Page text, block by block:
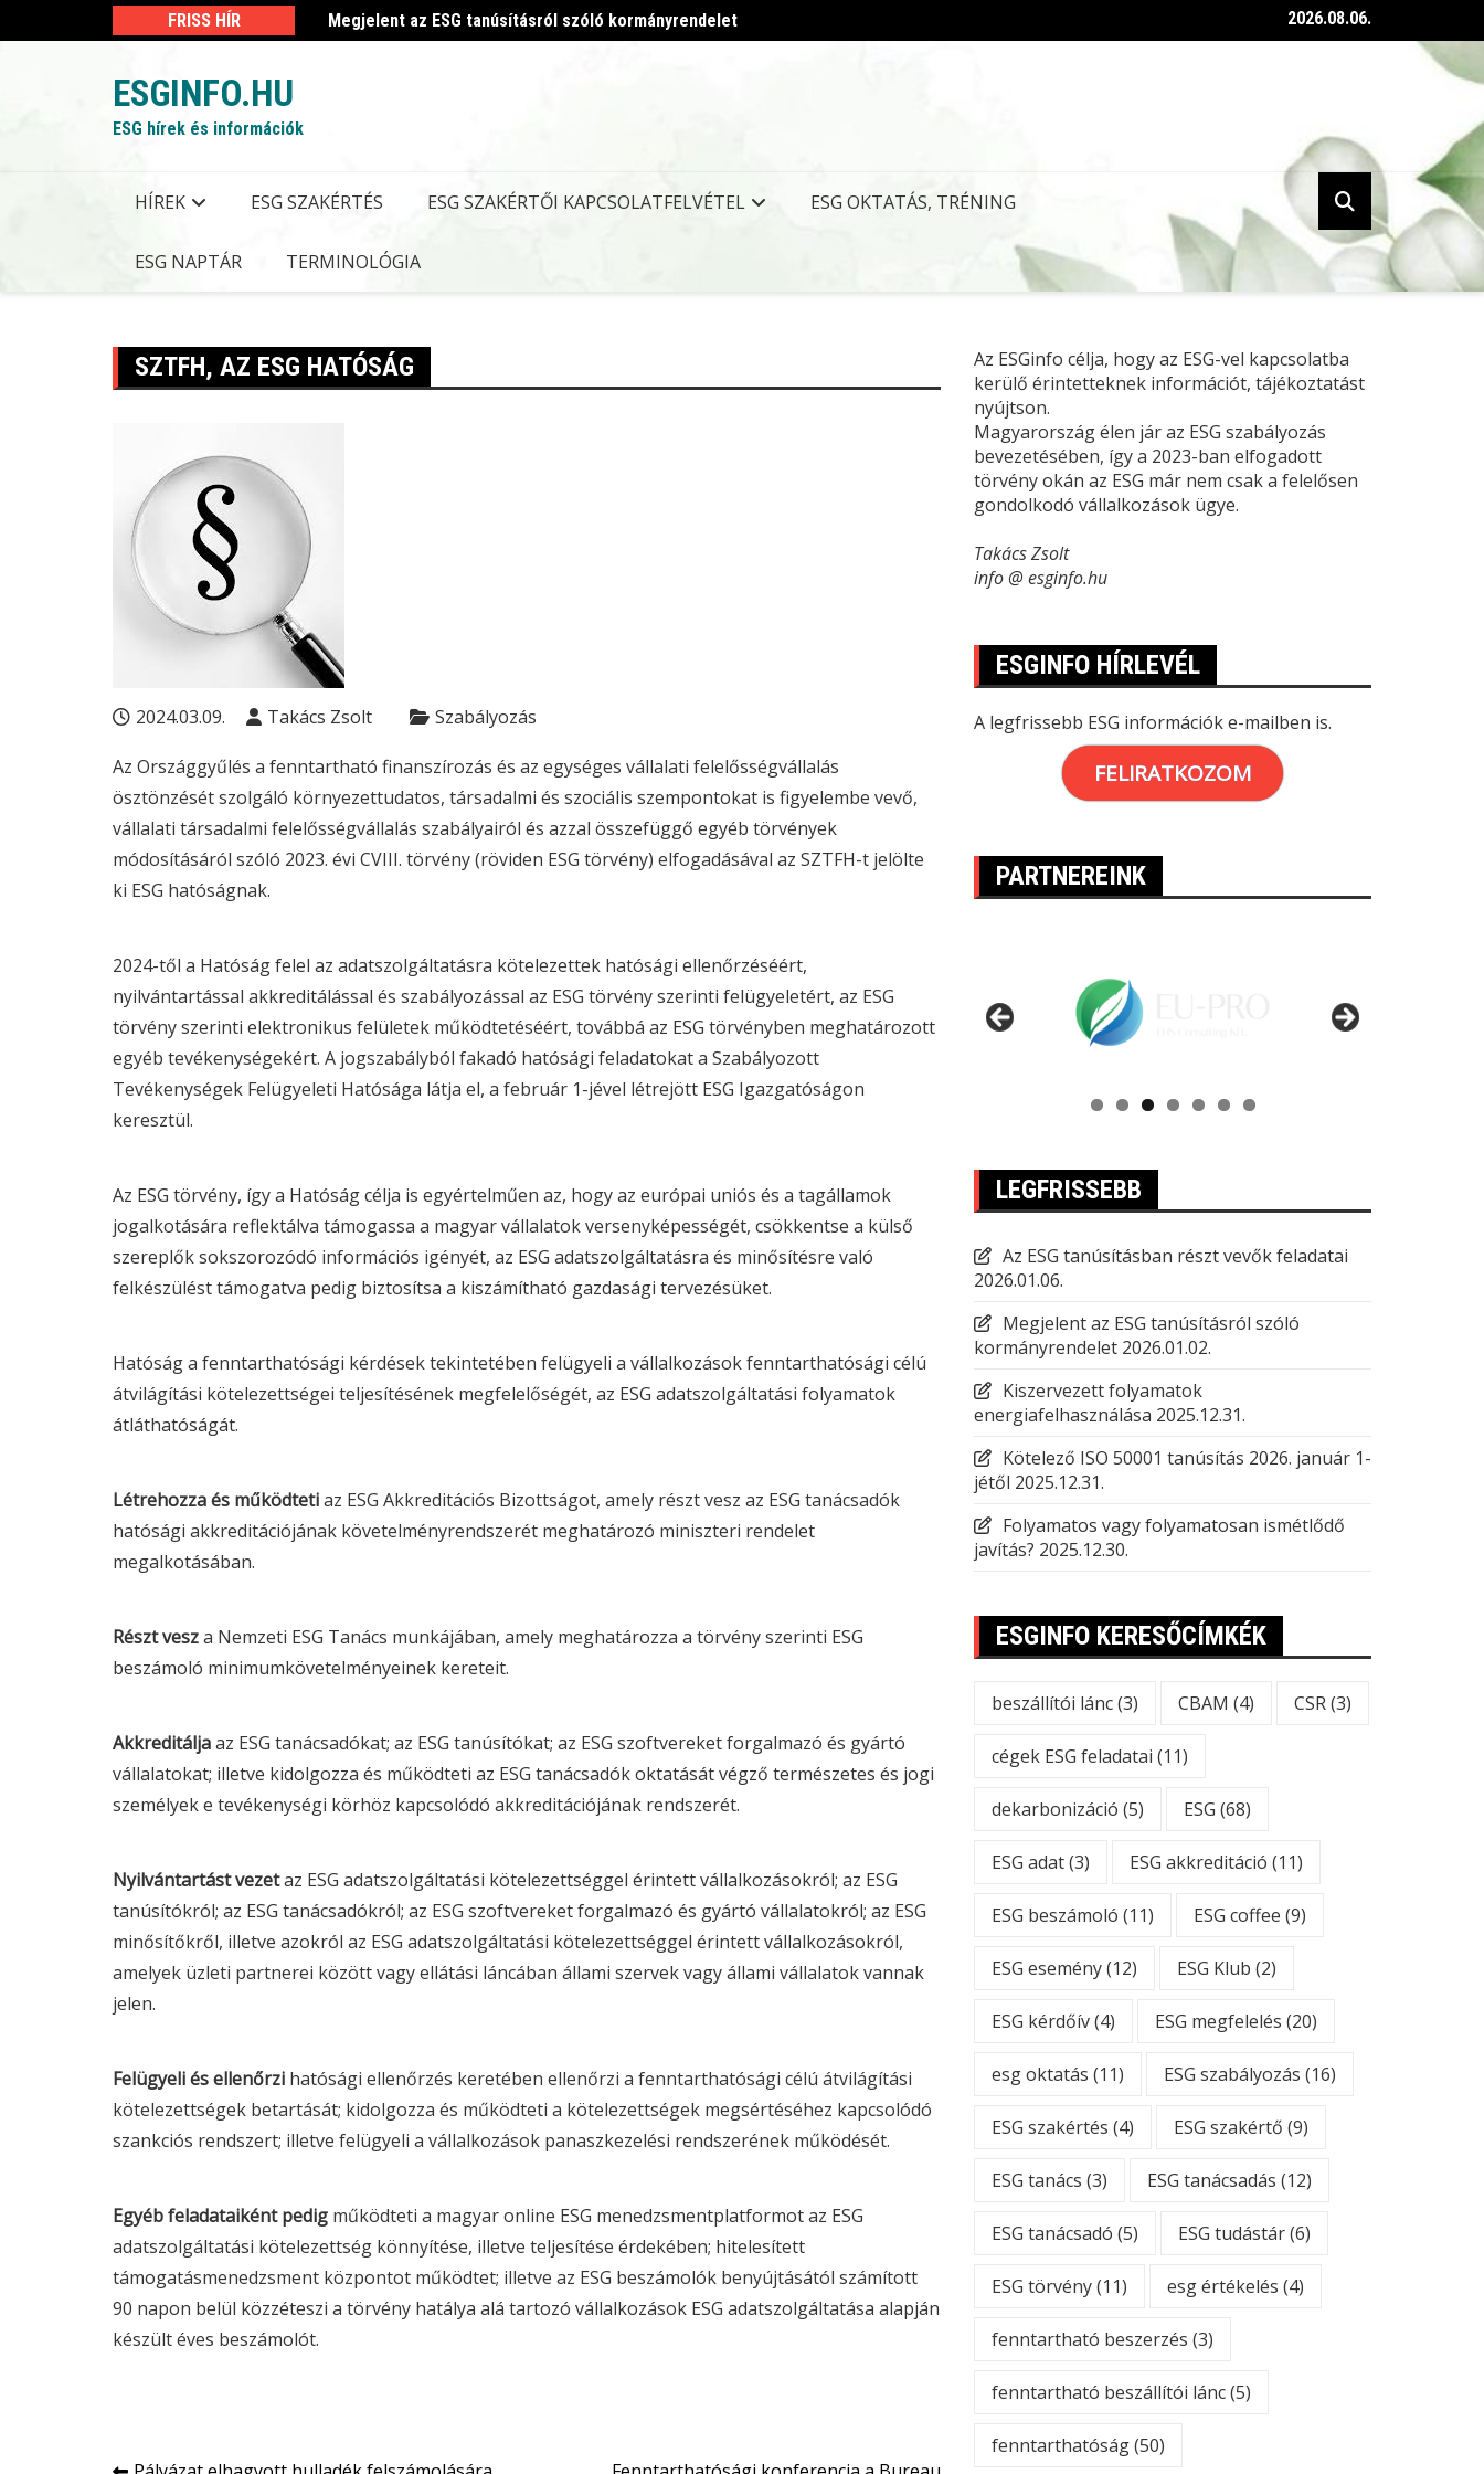
to
FRISS HÍR Megjelent az ESG tanúsításról szóló kormányrendelet Megjelent az ESG tanúsításról szóló kormányrendelet
2026.08.06.
ESGINFO.HU
ESG hírek és információk
HÍREK ESG SZAKÉRTÉS ESG SZAKÉRTŐI KAPCSOLATFELVÉTEL ESG OKTATÁS, TRÉNING
ESG NAPTÁR TERMINOLÓGIA
SZTFH, AZ ESG HATÓSÁG
2024.03.09. Takács Zsolt Szabályozás
Az Országgyűlés a fenntartható finanszírozás és az egységes vállalati felelősségvállalás
ösztönzését szolgáló környezettudatos, társadalmi és szociális szempontokat is figyelembe vevő,
vállalati társadalmi felelősségvállalás szabályairól és azzal összefüggő egyéb törvények
módosításáról szóló 2023. évi CVIII. törvény(röviden ESG törvény) elfogadásával az SZTFH-t jelölte
ki ESG hatóságnak.
2024-től a Hatóság felel az adatszolgáltatásra kötelezettek hatósági ellenőrzéséért,
nyilvántartással akkreditálással és szabályozással az ESG törvény szerinti felügyeletért, az ESG
törvény szerinti elektronikus felületek működtetéséért, továbbá az ESG törvényben meghatározott
egyéb tevékenységekért. A jogszabályból fakadó hatósági feladatokat a Szabályozott
Tevékenységek Felügyeleti Hatósága látja el, a február 1-jével létrejött ESG Igazgatóságon
keresztül.
Az ESG törvény, így a Hatóság célja is egyértelműen az, hogy az európai uniós és a tagállamok
jogalkotására reflektálva támogassa a magyar vállalatok versenyképességét, csökkentse a külső
szereplők sokszorozódó információs igényét, az ESG adatszolgáltatásra és minősítésre való
felkészülést támogatva pedig biztosítsa a kiszámítható gazdasági tervezésüket.
Hatóság a fenntarthatósági kérdések tekintetében felügyeli a vállalkozások fenntarthatósági célú
átvilágítási kötelezettségei teljesítésének megfelelőségét, az ESG adatszolgáltatási folyamatok
átláthatóságát.
Létrehozza és működtetiaz ESG Akkreditációs Bizottságot, amely részt vesz az ESG tanácsadók
hatósági akkreditációjának követelményrendszerét meghatározó miniszteri rendelet
megalkotásában.
Részt vesza Nemzeti ESG Tanács munkájában, amely meghatározza a törvény szerinti ESG
beszámoló minimumkövetelményeinek kereteit.
Akkreditáljaaz ESG tanácsadókat; az ESG tanúsítókat; az ESG szoftvereket forgalmazó és gyártó
vállalatokat; illetve kidolgozza és működteti az ESG tanácsadók oktatását végző természetes és jogi
személyek e tevékenységi körhöz kapcsolódó akkreditációjának rendszerét.
Nyilvántartást vezetaz ESG adatszolgáltatási kötelezettséggel érintett vállalkozásokról; az ESG
tanúsítókról; az ESG tanácsadókról; az ESG szoftvereket forgalmazó és gyártó vállalatokról; az ESG
minősítőkről, illetve azokról az ESG adatszolgáltatási kötelezettséggel érintett vállalkozásokról,
amelyek üzleti partnerei között vagy ellátási láncában állami szervek vagy állami vállalatok vannak
jelen.
Felügyeli és ellenőrzi hatósági ellenőrzés keretében ellenőrzi a fenntarthatósági célú átvilágítási
kötelezettségek betartását; kidolgozza és működteti a kötelezettségek megsértéséhez kapcsolódó
szankciós rendszert; illetve felügyeli a vállalkozások panaszkezelési rendszerének működését.
Egyéb feladataiként pedig működteti a magyar online ESG menedzsmentplatformot az ESG
adatszolgáltatási kötelezettség könnyítése, illetve teljesítése érdekében; hitelesített
támogatásmenedzsment központot működtet; illetve az ESG beszámolók benyújtásától számított
90 napon belül közzéteszi a törvény hatálya alá tartozó vállalkozások ESG adatszolgáltatása alapján
készült éves beszámolót.
Az ESGinfo célja, hogy az ESG-vel kapcsolatba
kerülő érintetteknek információt, tájékoztatást
nyújtson.
Magyarország élen jár az ESG szabályozás
bevezetésében, így a 2023-ban elfogadott
törvény okán az ESG már nem csak a felelősen
gondolkodó vállalkozások ügye.
Takács Zsolt
info @ esginfo.hu
ESGINFO HÍRLEVÉL
A legfrissebb ESG információk e-mailben is.
FELIRATKOZOM
PARTNEREINK
LEGFRISSEBB
Az ESG tanúsításban részt vevők feladatai
2026.01.06.
Megjelent az ESG tanúsításról szóló
kormányrendelet 2026.01.02.
Kiszervezett folyamatok
energiafelhasználása 2025.12.31.
Kötelező ISO 50001 tanúsítás 2026. január 1-
jétől 2025.12.31.
Folyamatos vagy folyamatosan ismétlődő
javítás? 2025.12.30.
ESGINFO KERESŐCÍMKÉK
beszállítói lánc(3) CBAM (4) CSR(3)
cégek ESG feladatai (11)
dekarbonizáció (5) ESG (68)
ESG adat(3) ESG akkreditáció (11)
ESG beszámoló (11) ESG coffee (9)
ESG esemény(12) ESG Klub (2)
ESG kérdőív(4) ESG megfelelés (20)
esg oktatás (11) ESG szabályozás (16)
ESG szakértés (4) ESG szakértő (9)
ESG tanács (3) ESG tanácsadás (12)
ESG tanácsadó (5) ESG tudástár(6)
ESG törvény(11) esg értékelés (4)
fenntartható beszerzés (3)
fenntartható beszállítói lánc(5)
fenntarthatóság(50)